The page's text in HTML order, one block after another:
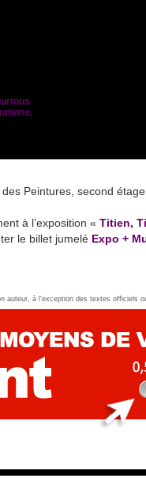
Peintures, second
à l’exposition « Titien,
le billet jumelé Expo +
auteur, à l'exception des textes officiels